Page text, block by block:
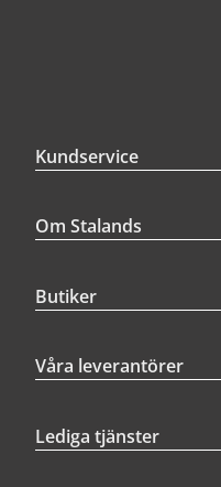
Kundservice
Om Stalands
Butiker
Våra leverantörer
Lediga tjänster